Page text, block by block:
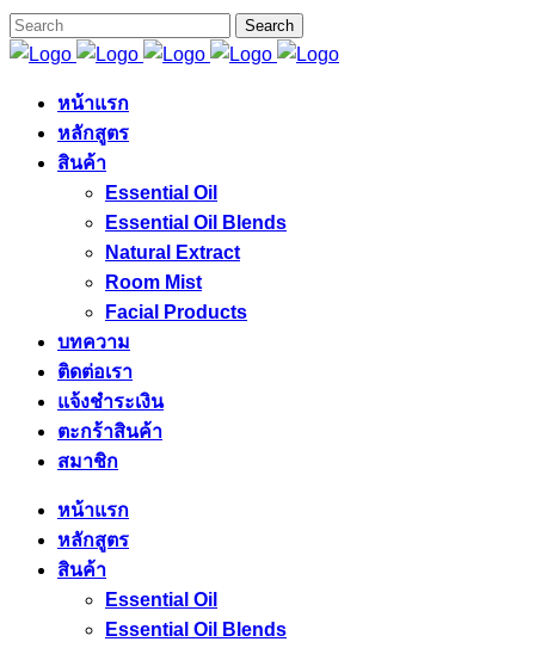
หน้าแรก
หลักสูตร
สินค้า
Essential Oil
Essential Oil Blends
Natural Extract
Room Mist
Facial Products
บทความ
ติดต่อเรา
แจ้งชำระเงิน
ตะกร้าสินค้า
สมาชิก
หน้าแรก
หลักสูตร
สินค้า
Essential Oil
Essential Oil Blends